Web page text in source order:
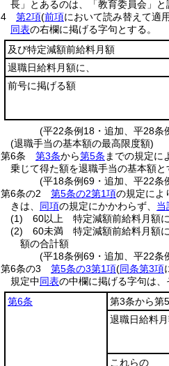
長」とあるのは、「教育委員会」と
4
第2項(前項において読み替えて適
同表の右欄に掲げる字句とする。
及び特定減額前給料月額
退職日給料月額に、
前号に掲げる額
(平22条例18・追加、平28条
(退職手当の基本額の最高限度額)
第6条
第3条から第5条 までの規定に
乗じて得た額を退職手当の基本額と
(平18条例69・追加、平22条
第6条の2
第5条の2第1項の規定によ
きは、 同項の規定にかかわらず、 当
(1)
60以上 特定減額前給料月額
(2)
60未満 特定減額前給料月額に
額の合計額
(平18条例69・追加、平22条
第6条の3
第5条の3第1項(同条第3項
規定中同表の中欄に掲げる字句は、
第6条
第3条から第
退職日給料
これらの